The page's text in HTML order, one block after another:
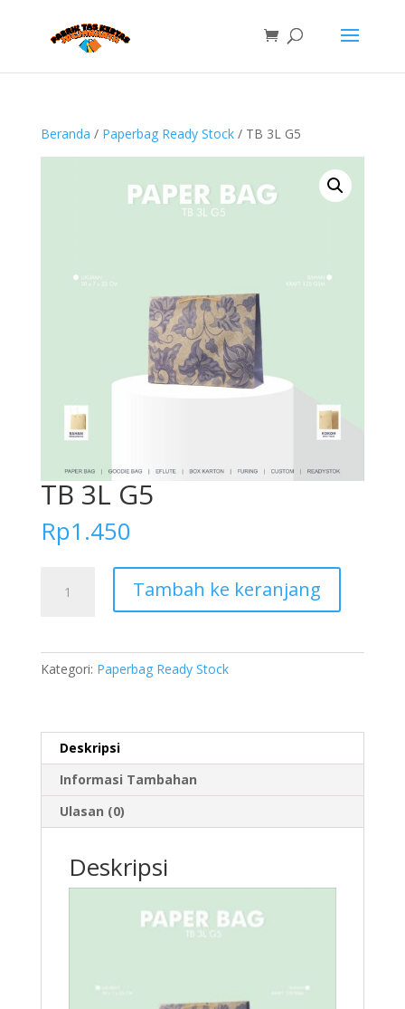
Beranda / Paperbag Ready Stock/ TB 3L G5
TB 3L G5
Rp1.450
Tambah ke keranjang
Kategori: Paperbag Ready Stock
Deskripsi
Informasi Tambahan
Ulasan (0)
Deskripsi